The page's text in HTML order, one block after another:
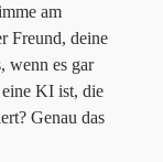
am
Freund, deine
wenn es gar
eine KI ist, die
Genau das